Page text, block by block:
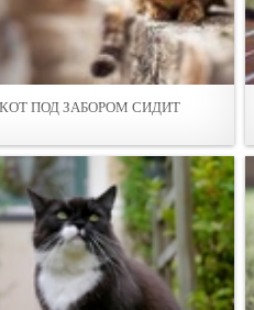
КОТ ПОД ЗАБОРОМ СИДИТ